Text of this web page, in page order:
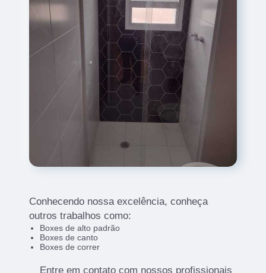
Conhecendo nossa excelência, conheça
outros trabalhos como:
Boxes de alto padrão
Boxes de canto
Boxes de correr
Entre em contato com nossos profissionais